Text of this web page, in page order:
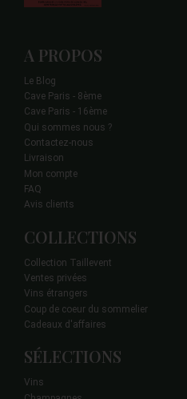
A PROPOS
Le Blog
Cave Paris - 8ème
Cave Paris - 16ème
Qui sommes nous ?
Contactez-nous
Livraison
Mon compte
FAQ
Avis clients
COLLECTIONS
Collection Taillevent
Ventes privées
Vins étrangers
Coup de coeur du sommelier
Cadeaux d'affaires
SÉLECTIONS
Vins